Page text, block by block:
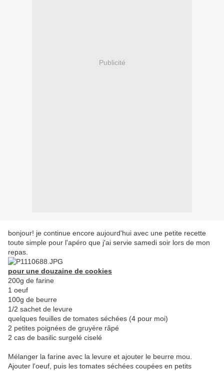
Publicité
bonjour! je continue encore aujourd'hui avec une petite recette
toute simple pour l'apéro que j'ai servie samedi soir lors de mon
repas.
pour une douzaine de cookies
200g de farine
1 oeuf
100g de beurre
1/2 sachet de levure
quelques feuilles de tomates séchées (4 pour moi)
2 petites poignées de gruyère râpé
2 cas de basilic surgelé ciselé
Mélanger la farine avec la levure et ajouter le beurre mou.
Ajouter l'oeuf, puis les tomates séchées coupées en petits